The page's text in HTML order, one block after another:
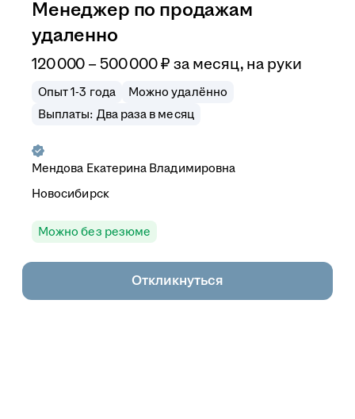
Менеджер по продажам
удаленно
120 000 –500 000₽ за месяц, на руки
Опыт 1-3 года
Можно удалённо
Выплаты: Два раза в месяц
Мендова Екатерина Владимировна
Новосибирск
Можно без резюме
Откликнуться